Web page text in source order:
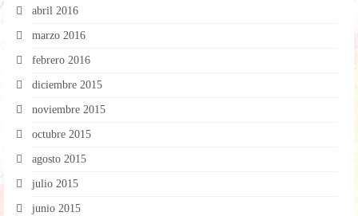
abril 2016
marzo 2016
febrero 2016
diciembre 2015
noviembre 2015
octubre 2015
agosto 2015
julio 2015
junio 2015